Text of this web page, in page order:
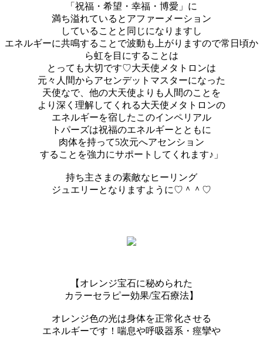
「祝福・希望・幸福・博愛」に
満ち溢れているとアファーメーション
していることと同じになりますし
エネルギーに共鳴することで波動も上がりますので常日頃か
ら虹を目にすることは
とっても大切です♡大天使メタトロンは
元々人間からアセンデットマスターになった
天使なで、他の大天使よりも人間のことを
より深く理解してくれる大天使メタトロンの
エネルギーを宿したこのインペリアル
トパーズは祝福のエネルギーとともに
肉体を持って5次元へアセンション
することを強力にサポートしてくれます♪」
持ち主さまの素敵なヒーリング
ジュエリーとなりますように♡＾＾♡
【オレンジ宝石に秘められた
カラーセラピー効果/宝石療法】
オレンジ色の光は身体を正常化させる
エネルギーです！喘息や呼吸器系・痙攣や